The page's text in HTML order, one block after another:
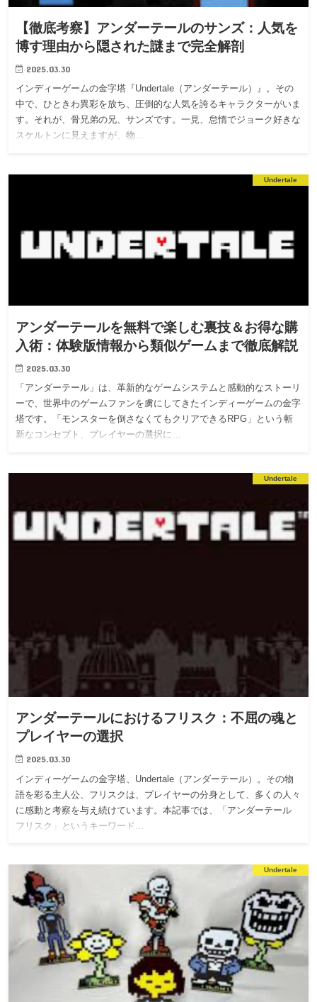
【徹底考察】アンダーテールのサンズ：人気を
博す理由から隠された謎まで完全解剖
2025.03.30
インディーゲームの金字塔『Undertale（アンダーテール）』。その
中で、ひときわ異彩を放ち、圧倒的な人気を誇るキャラクターがいま
す。それが、骨兄弟の兄、サンズです。一見、怠惰でジョーク好きな
スケルトンに見えますが、物…
Undertale
アンダーテールを無料で楽しむ裏技＆お得な購
入術：体験版情報から類似ゲームまで徹底解説
2025.03.30
「アンダーテール」は、革新的なゲームシステムと感動的なストーリ
ーで、世界中のゲームファンを虜にしてきたインディーゲームの金字
塔です。「モンスターを倒さなくてもクリアできるRPG」という斬
新なコンセプト、プレイヤーの選択に…
Undertale
アンダーテールにおけるフリスク：不屈の魂と
プレイヤーの選択
2025.03.30
インディーゲームの金字塔、Undertale（アンダーテール）。その物
語を彩る主人公、フリスクは、プレイヤーの分身として、多くの人々
に感動と考察を与え続けています。本記事では、「アンダーテール
フリスク」というキーワード…
Undertale